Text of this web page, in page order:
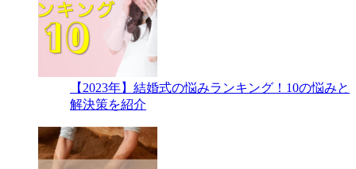
【2023年】結婚式の悩みランキング！10の悩みと
解決策を紹介